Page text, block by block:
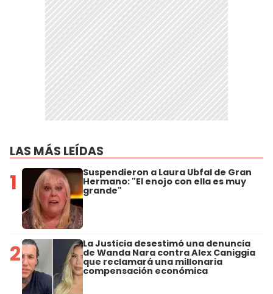
LAS MÁS LEÍDAS
1 Suspendieron a Laura Ubfal de Gran
Hermano: "El enojo con ella es muy
grande"
2 La Justicia desestimó una denuncia
de Wanda Nara contra Alex Caniggia
que reclamará una millonaria
compensación económica